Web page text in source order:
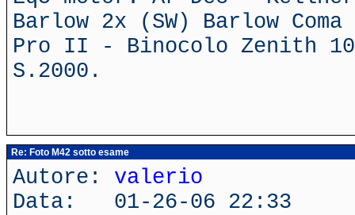
Barlow 2x (SW) Barlow
Pro II - Binocolo Zenith
S.2000.
Re: Foto M42 sotto esame
Autore: valerio
Data: 01-26-06 22:33